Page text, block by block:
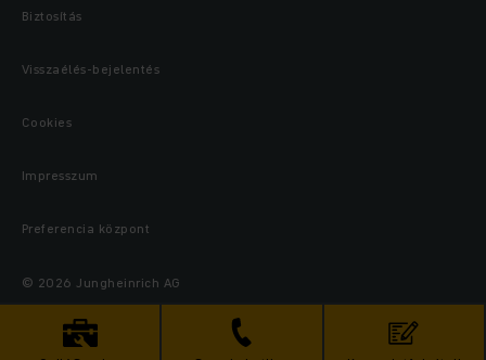
Biztosítás
Visszaélés-bejelentés
Cookies
Impresszum
Preferencia központ
© 2026 Jungheinrich AG